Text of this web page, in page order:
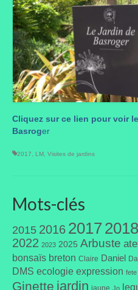
Florescence
Portes ouvertes
Visites de jardins
Autres
Flore et faune
Vivaces
Faune
Oiseaux
Cliquez sur ce lien pour voir
Basroger
2017 LM Visites de jardins
Mots-clés
2015 2016 20172018
2022 2023 2025 Arbuste
bonsaïs breton Claire Daniel
DMS ecologie expression fete
Ginette jardin jaune Jo